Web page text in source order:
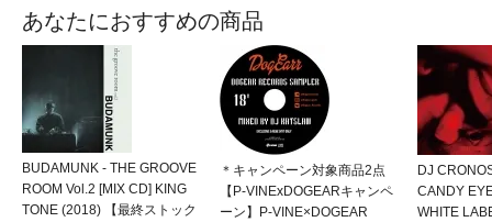
あなたにおすすめの商品
BUDAMUNK - THE GROOVE
ROOM Vol.2 [MIX CD] KING
TONE (2018) 【最終ストック
＊キャンペーン対象商品2点
【P-VINExDOGEARキャンペ
ーン】P-VINE×DOGEAR
DJ
CANDY
WHITE